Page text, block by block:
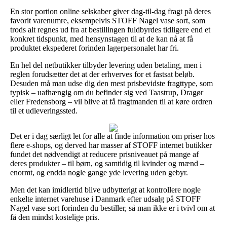
En stor portion online selskaber giver dag-til-dag fragt på deres
favorit varenumre, eksempelvis STOFF Nagel vase sort, som
trods alt regnes ud fra at bestillingen fuldbyrdes tidligere end et
konkret tidspunkt, med hensynstagen til at de kan nå at få
produktet ekspederet forinden lagerpersonalet har fri.
En hel del netbutikker tilbyder levering uden betaling, men i
reglen forudsætter det at der erhverves for et fastsat beløb.
Desuden må man udse dig den mest prisbevidste fragttype, som
typisk – uafhængig om du befinder sig ved Taastrup, Dragør
eller Fredensborg – vil blive at få fragtmanden til at køre ordren
til et udleveringssted.
Det er i dag særligt let for alle at finde information om priser hos
flere e-shops, og derved har masser af STOFF internet butikker
fundet det nødvendigt at reducere prisniveauet på mange af
deres produkter – til børn, og samtidig til kvinder og mænd –
enormt, og endda nogle gange yde levering uden gebyr.
Men det kan imidlertid blive udbytterigt at kontrollere nogle
enkelte internet varehuse i Danmark efter udsalg på STOFF
Nagel vase sort forinden du bestiller, så man ikke er i tvivl om at
få den mindst kostelige pris.